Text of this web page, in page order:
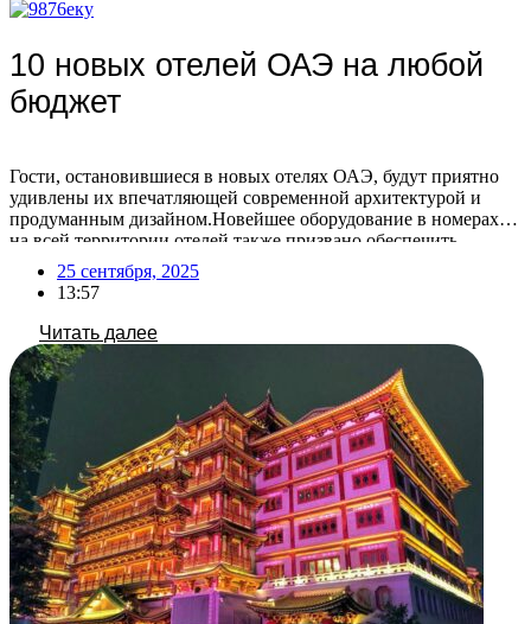
10 новых отелей ОАЭ на любой
бюджет
Гости, остановившиеся в новых отелях ОАЭ, будут приятно
удивлены их впечатляющей современной архитектурой и
продуманным дизайном.Новейшее оборудование в номерах и
на всей территории отелей также призвано обеспечить
максимальный комфорт. Постояльцам доступны
разнообразные опции для идеального отдыха: от личных
бассейнов и ресторанов высокой кухни (включая заведения со
звездами Мишлен) до современных спа- и фитнес-зон, а также
[…]
25 сентября, 2025
13:57
Читать далее